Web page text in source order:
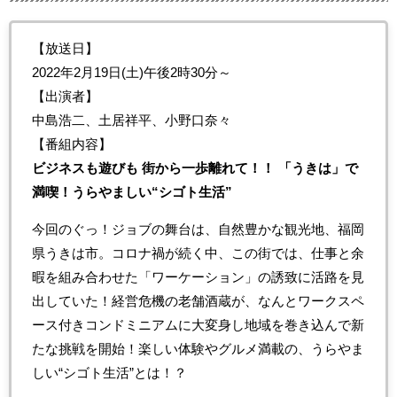
【放送日】
2022年2月19日(土)午後2時30分～
【出演者】
中島浩二、土居祥平、小野口奈々
【番組内容】
ビジネスも遊びも 街から一歩離れて！！ 「うきは」で
満喫！うらやましい“シゴト生活”
今回のぐっ！ジョブの舞台は、自然豊かな観光地、福岡
県うきは市。コロナ禍が続く中、この街では、仕事と余
暇を組み合わせた「ワーケーション」の誘致に活路を見
出していた！経営危機の老舗酒蔵が、なんとワークスペ
ース付きコンドミニアムに大変身し地域を巻き込んで新
たな挑戦を開始！楽しい体験やグルメ満載の、うらやま
しい“シゴト生活”とは！？